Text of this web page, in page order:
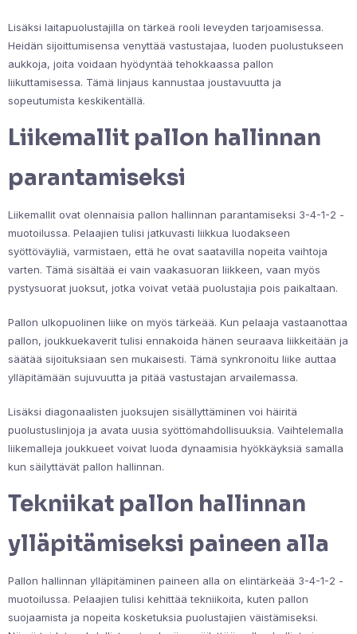
Lisäksi laitapuolustajilla on tärkeä rooli leveyden tarjoamisessa.
Heidän sijoittumisensa venyttää vastustajaa, luoden puolustukseen
aukkoja, joita voidaan hyödyntää tehokkaassa pallon
liikuttamisessa. Tämä linjaus kannustaa joustavuutta ja
sopeutumista keskikentällä.
Liikemallit pallon hallinnan
parantamiseksi
Liikemallit ovat olennaisia pallon hallinnan parantamiseksi 3-4-1-2 -
muotoilussa. Pelaajien tulisi jatkuvasti liikkua luodakseen
syöttöväyliä, varmistaen, että he ovat saatavilla nopeita vaihtoja
varten. Tämä sisältää ei vain vaakasuoran liikkeen, vaan myös
pystysuorat juoksut, jotka voivat vetää puolustajia pois paikaltaan.
Pallon ulkopuolinen liike on myös tärkeää. Kun pelaaja vastaanottaa
pallon, joukkuekaverit tulisi ennakoida hänen seuraava liikkeitään ja
säätää sijoituksiaan sen mukaisesti. Tämä synkronoitu liike auttaa
ylläpitämään sujuvuutta ja pitää vastustajan arvailemassa.
Lisäksi diagonaalisten juoksujen sisällyttäminen voi häiritä
puolustuslinjoja ja avata uusia syöttömahdollisuuksia. Vaihtelemalla
liikemalleja joukkueet voivat luoda dynaamisia hyökkäyksiä samalla
kun säilyttävät pallon hallinnan.
Tekniikat pallon hallinnan
ylläpitämiseksi paineen alla
Pallon hallinnan ylläpitäminen paineen alla on elintärkeää 3-4-1-2 -
muotoilussa. Pelaajien tulisi kehittää tekniikoita, kuten pallon
suojaamista ja nopeita kosketuksia puolustajien väistämiseksi.